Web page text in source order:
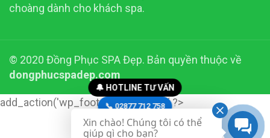
choàng dành cho khách spa.
© 2020 Đồng Phục SPA Đẹp. Bản quyền thuộc về
dongphucspadep.com
add_action('wp_footer', function() { ?>
🔔 HOTLINE TƯ VẤN
📞 02877 712 758
📞 0916 23 28 23
Xin chào! Chúng tôi có thể
giúp gì cho bạn?